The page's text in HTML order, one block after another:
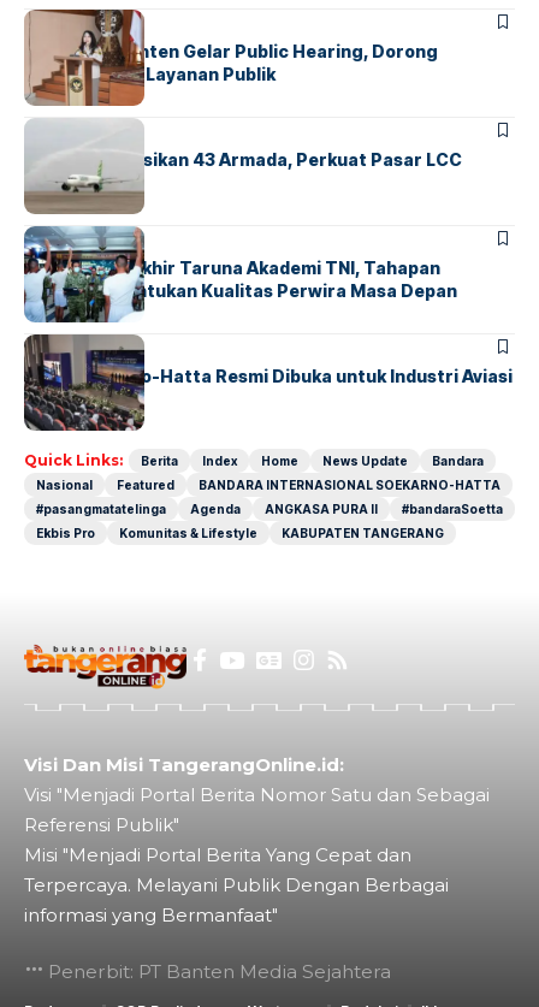
BANDARABERITA
Karantina Banten Gelar Public Hearing, Dorong
Transparansi Layanan Publik
BANDARA
Citilink Operasikan 43 Armada, Perkuat Pasar LCC
Nasional
BERITA
Sidang Pantukhir Taruna Akademi TNI, Tahapan
Strategis Tentukan Kualitas Perwira Masa Depan
BANDARA BERITA
IALC Soekarno-Hatta Resmi Dibuka untuk Industri Aviasi
Dunia
Quick Links: Berita Index Home News Update
Bandara
Nasional
Featured
BANDARA INTERNASIONAL SOEKARNO-HATTA
#pasangmatatelinga
Agenda ANGKASA PURA II
#bandaraSoetta
Ekbis Pro
Komunitas & Lifestyle KABUPATEN TANGERANG
Visi Dan Misi TangerangOnline.id:
Visi "Menjadi Portal Berita Nomor Satu dan Sebagai
Referensi Publik"
Misi "Menjadi Portal Berita Yang Cepat dan
Terpercaya. Melayani Publik Dengan Berbagai
informasi yang Bermanfaat"
Penerbit: PT Banten Media Sejahtera